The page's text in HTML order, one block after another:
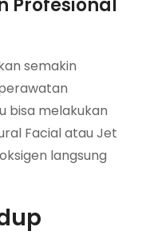
Profesional
semakin
bisa melakukan
Facial atau Jet
langsung